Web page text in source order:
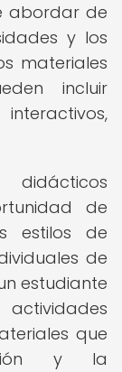
abordar de
y los
materiales
incluir
de
estilos de
de
estudiante
que
y la